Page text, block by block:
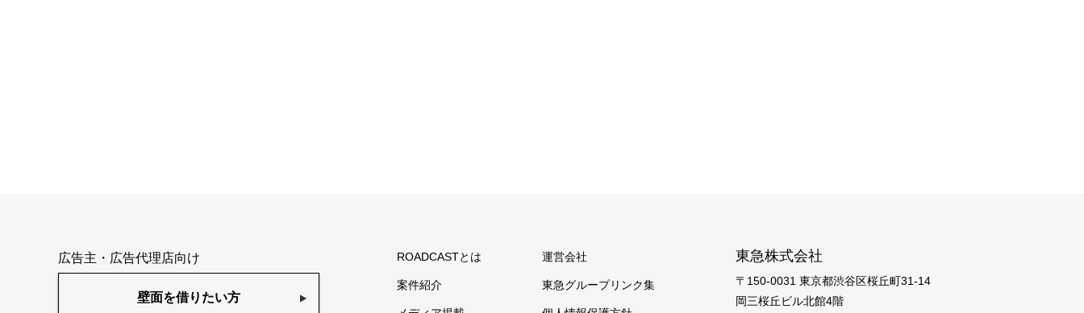
広告主・広告代理店向け
壁面を借りたい方
ROADCASTとは
案件紹介
運営会社
東急グループリンク集
東急株式会社
〒150-0031 東京都渋谷区桜丘町31-14
岡三桜丘ビル北館4階